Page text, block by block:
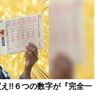
!!６つの数字が『完全一